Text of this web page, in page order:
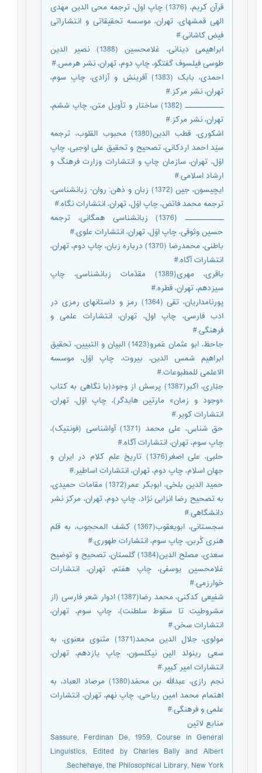
قرآن کریم، (1376) چاپ اول، ترجمه محی الدین مهدی
الهی قمشه‏ای، تهران، موسسه تحقیقاتی و انتشاراتی
فیض کاشانی.#
ابراهیمی دینانی، غلامحسین (1388) نصیر الدین
طوسی فیلسوف گفتگو، چاپ دوم، تهران، نشر هرمس.#
احمدی، بابک (1383) آفرینش و آزادی، چاپ سوم،
تهران، نشر مرکز.#
ـــــــــــــ (1382) ساختار و تأويل متن، چاپ ششم،
تهران، نشر مركز.#
اشکوری، قطب الدین(1380) محبوب القلوب، ترجمه
سیّد احمد اردکانی، تصحیح و تحقیق علی اوجبی، چاپ
اوّل، تهران، سازمان چاپ و انتشارات وزارت فرهنگ و
ارشاد اسلامی.#
ایچیسون، جین (1372) زبان و ذهن: روان- زبانشناسی،
ترجمه محمد فائض، چاپ اوّل، تهران، انتشارات نگاه.#
ـــــــــــــ (1376) زبانشناسی همگانی، ترجمه
حسین وثوقی، چاپ اوّل، تهران، انتشارات علوی.#
باطنی، محمدرضا (1370) درباره زبان، چاپ دوم، تهران،
انتشارات آگاه.#
باقری، مهری(1389) مقدّمات زبانشناسی، چاپ
سیزدهم، تهران، قطره.#
پورنامداریان، تقی (1364) رمز و داستانهای رمزی در
ادب فارسی، چاپ اول، تهران، انتشارات علمی و
فرهنگی.#
جاحظ، ابو عثمان عَمرو(1423) البیان و التبیین، تحقیق
ابراهیم شمس الدین، بیروت، چاپ اوّل، موسسه
الاعلمی للمطبوعات.#
جبّاری، اکبر(1387) پرسش از وجود(با نگاهی به کتاب
«وجود و زمان» مارتین هایدگر)، چاپ اوّل، تهران،
انتشارات کویر.#
حق شناس، علی محمد (1371) آواشناسی (فونتیک)،
چاپ سوم، تهران، انتشارات آگاه.#
حلبی، علی اصغر(1376) تاریخ علم کلام در ایران و
جهان اسلام، چاپ دوم، تهران، انتشارات اساطیر.#
حمید الدین بلخی، ابوبکر عمر(1372) مقامات حمیدی،
به تصحیح رضا انزابی نژاد، چاپ دوم، تهران، مرکز نشر
دانشگاهی.#
سجستانی، ابویعقوب(1367) کشف المحجوب، به قلم
هنری کُربن، چاپ سوم، انتشارات طهوری.#
سعدی، مصلح الدین(1384) گلستان، تصحیح و توضیح
غلامحسین یوسفی، چاپ هفتم، تهران، انتشارات
خوارزمی.#
شفیعی کدکنی، محمد رضا(1387) ادوار شعر فارسی (از
مشروطیت تا سقوط سلطنت)، چاپ سوم، تهران،
انتشارات سخن.#
مولوی، جلال الدین محمد(1371) مثنوی معنوی، به
سعی رینولد الین نیکلسون، چاپ یازدهم، تهران،
انتشارات امیر کبیر.#
نجم رازی، عبدالله بن محمّد(1380) مرصاد العباد، به
اهتمام محمد امین ریاحی، چاپ نهم، تهران، انتشارات
علمی و فرهنگی.#
منابع لاتین
Sassure, Ferdinan De, 1959, Course in General
Linguistics, Edited by Charles Bally and Albert
Sechehaye, the Philosophical Library, New York.